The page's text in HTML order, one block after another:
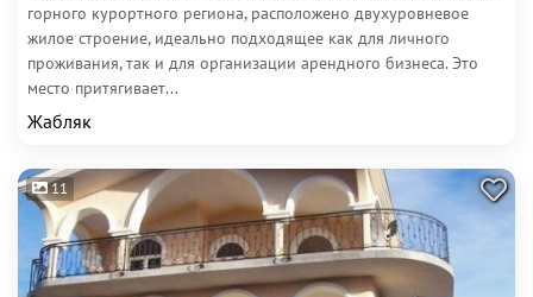
горного курортного региона, расположено двухуровневое
жилое строение, идеально подходящее как для личного
проживания, так и для организации арендного бизнеса. Это
место притягивает...
Жабляк
11